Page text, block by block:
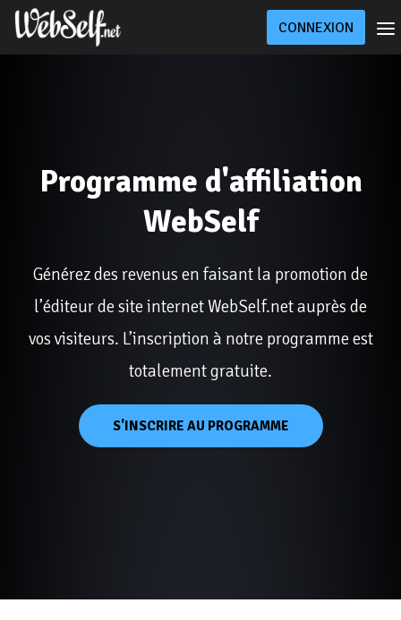
CONNEXION
Programme d'affiliation
WebSelf
Générez des revenus en faisant la promotion de
l’éditeur de site internet WebSelf.net auprès de
vos visiteurs. L’inscription à notre programme est
totalement gratuite.
S'INSCRIRE AU PROGRAMME